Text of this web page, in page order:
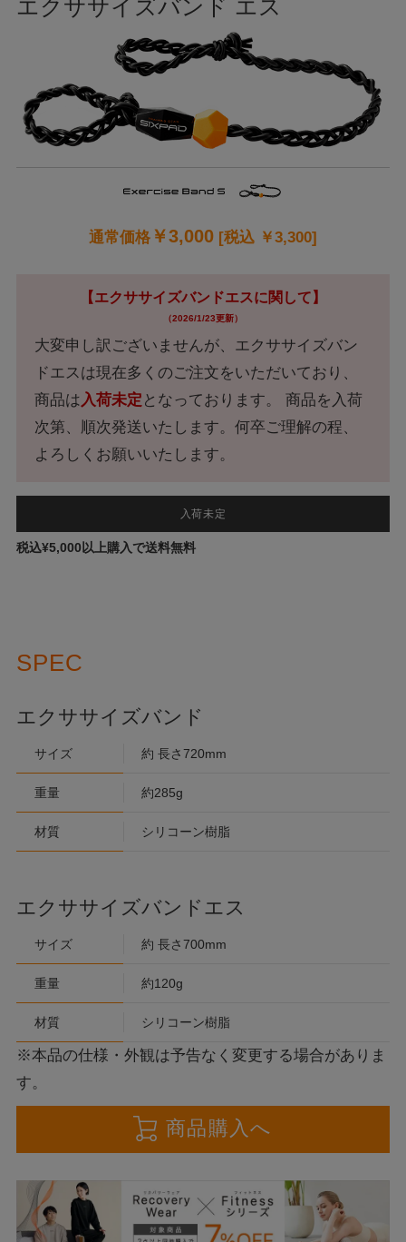
エクササイズバンド エス
通常価格 ￥3,000 [税込 ￥3,300]
【エクササイズバンドエスに関して】
（2026/1/23更新）
大変申し訳ございませんが、エクササイズバン
ドエスは現在多くのご注文をいただいており、
商品は入荷未定 となっております。 商品を⼊荷
次第、順次発送いたします。何卒ご理解の程、
よろしくお願いいたします。
入荷未定
税込¥5,000以上購入で送料無料
SPEC
エクササイズバンド
サイズ 約 長さ720mm
重量 約285g
材質 シリコーン樹脂
エクササイズバンドエス
サイズ 約 長さ700mm
重量 約120g
材質 シリコーン樹脂
※本品の仕様・外観は予告なく変更する場合がありま
す。
商品購入へ